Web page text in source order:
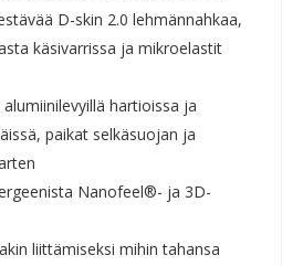
D-skin 2.0 lehmännahkaa,
käsivarrissa ja mikroelastit
hartioissa ja
paikat selkäsuojan ja
Nanofeel®- ja 3D-
liittämiseksi mihin tahansa